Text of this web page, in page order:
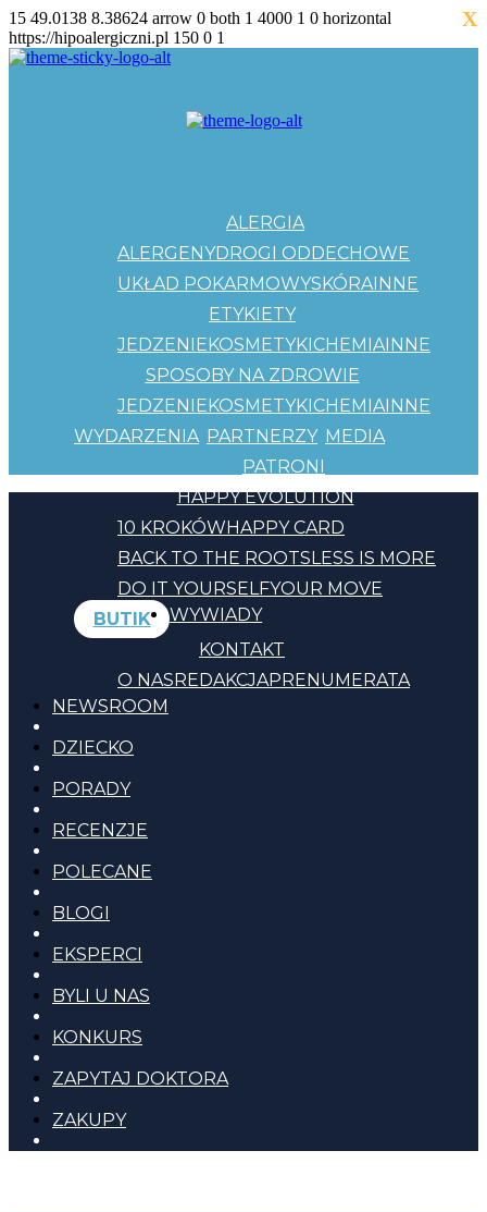
15 49.0138 8.38624 arrow 0 both 1 4000 1 0 horizontal
https://hipoalergiczni.pl 150 0 1
ALERGIA
ALERGENYDROGI ODDECHOWE
UKŁAD POKARMOWYSKÓRAINNE
ETYKIETY
JEDZENIEKOSMETYKICHEMIAINNE
SPOSOBY NA ZDROWIE
JEDZENIEKOSMETYKICHEMIAINNE
WYDARZENIA PARTNERZY
PATRONI
MEDIA
HAPPY EVOLUTION
10 KROKÓWHAPPY CARD
BACK TO THE ROOTSLESS IS MORE
DO IT YOURSELFYOUR MOVE
BUTIK
KONTAKT
O NASREDAKCJAPRENUMERATA
WYWIADY
NEWSROOM
DZIECKO
PORADY
RECENZJE
POLECANE
BLOGI
EKSPERCI
BYLI U NAS
KONKURS
ZAPYTAJ DOKTORA
ZAKUPY
X